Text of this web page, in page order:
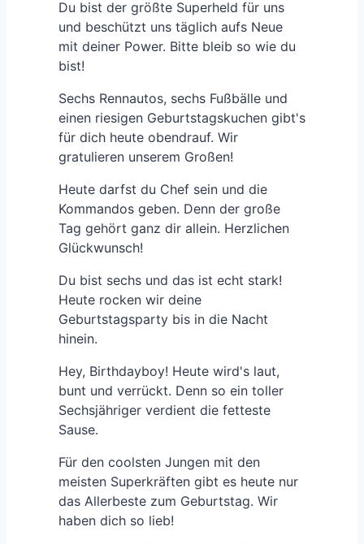
Du bist der größte Superheld für uns
und beschützt uns täglich aufs Neue
mit deiner Power. Bitte bleib so wie du
bist!
Sechs Rennautos, sechs Fußbälle und
einen riesigen Geburtstagskuchen gibt's
für dich heute obendrauf. Wir
gratulieren unserem Großen!
Heute darfst du Chef sein und die
Kommandos geben. Denn der große
Tag gehört ganz dir allein. Herzlichen
Glückwunsch!
Du bist sechs und das ist echt stark!
Heute rocken wir deine
Geburtstagsparty bis in die Nacht
hinein.
Hey, Birthdayboy! Heute wird's laut,
bunt und verrückt. Denn so ein toller
Sechsjähriger verdient die fetteste
Sause.
Für den coolsten Jungen mit den
meisten Superkräften gibt es heute nur
das Allerbeste zum Geburtstag. Wir
haben dich so lieb!